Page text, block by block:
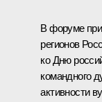
В форуме
регионов
ко Дню
командного
активности